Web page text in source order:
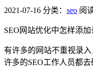
2021-07-16 分类： seo 阅
SEO网站优化中怎样添加
有许多的网站不重视录
许多的SEO工作人员都